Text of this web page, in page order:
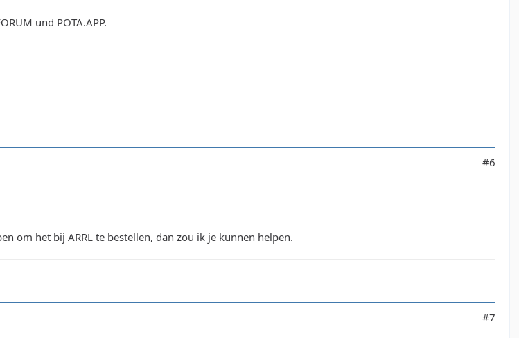
und POTA.APP.
#6
om het bij ARRL te bestellen, dan zou ik je kunnen helpen.
#7